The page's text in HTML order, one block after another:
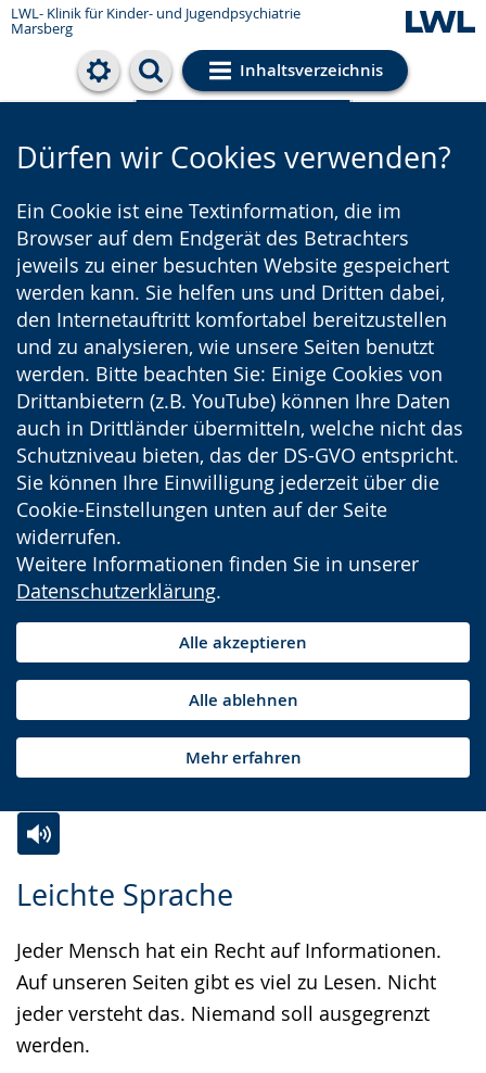
LWL- Klinik für Kinder- und Jugendpsychiatrie
Marsberg
Inhaltsverzeichnis
Cookie-Einstellungen
Dürfen wir Cookies verwenden?
Ein Cookie ist eine Textinformation, die im
Browser auf dem Endgerät des Betrachters
jeweils zu einer besuchten Website gespeichert
werden kann. Sie helfen uns und Dritten dabei,
den Internetauftritt komfortabel bereitzustellen
und zu analysieren, wie unsere Seiten benutzt
werden. Bitte beachten Sie: Einige Cookies von
Drittanbietern (z.B. YouTube) können Ihre Daten
auch in Drittländer übermitteln, welche nicht das
Schutzniveau bieten, das der DS-GVO entspricht.
Sie können Ihre Einwilligung jederzeit über die
Cookie-Einstellungen unten auf der Seite
widerrufen.
Weitere Informationen finden Sie in unserer
Datenschutzerklärung.
Alle akzeptieren
Alle ablehnen
Mehr erfahren
Leichte Sprache
Jeder Mensch hat ein Recht auf Informationen.
Auf unseren Seiten gibt es viel zu Lesen. Nicht
jeder versteht das. Niemand soll ausgegrenzt
werden.
Leichten
wechseln.
Audio-
Video
Deutscher
Gebärdensprache
wird
angezeigt.